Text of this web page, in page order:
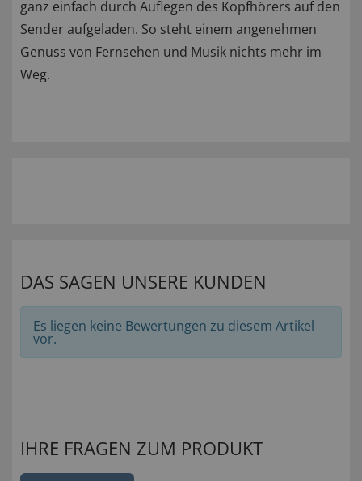
ganz einfach durch Auflegen des Kopfhörers auf den
Sender aufgeladen. So steht einem angenehmen
Genuss von Fernsehen und Musik nichts mehr im
Weg.
DAS SAGEN UNSERE KUNDEN
Es liegen keine Bewertungen zu diesem Artikel
vor.
IHRE FRAGEN ZUM PRODUKT